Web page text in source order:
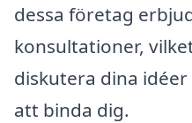
dessa företag
konsultationer,
diskutera dina
att binda dig.